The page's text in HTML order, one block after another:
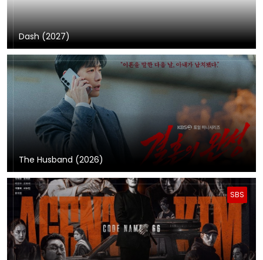
Dash (2027)
The Husband (2026)
SBS